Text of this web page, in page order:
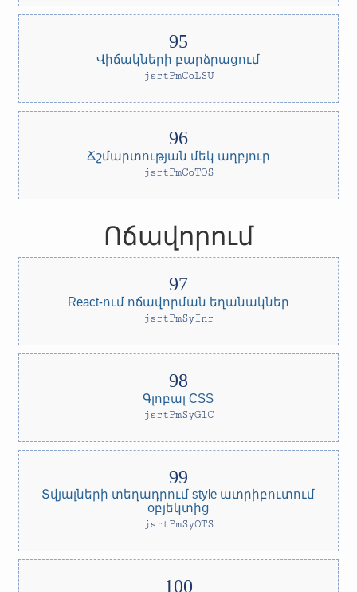
Վիճակների բարձրացում
jsrtPmCoLSU
Ճշմարտության մեկ աղբյուր
jsrtPmCoTOS
Ոճավորում
React-ում ոճավորման եղանակներ
jsrtPmSyInr
Գլոբալ CSS
jsrtPmSyGlC
Տվյալների տեղադրում style ատրիբուտում
օբյեկտից
jsrtPmSyOTS